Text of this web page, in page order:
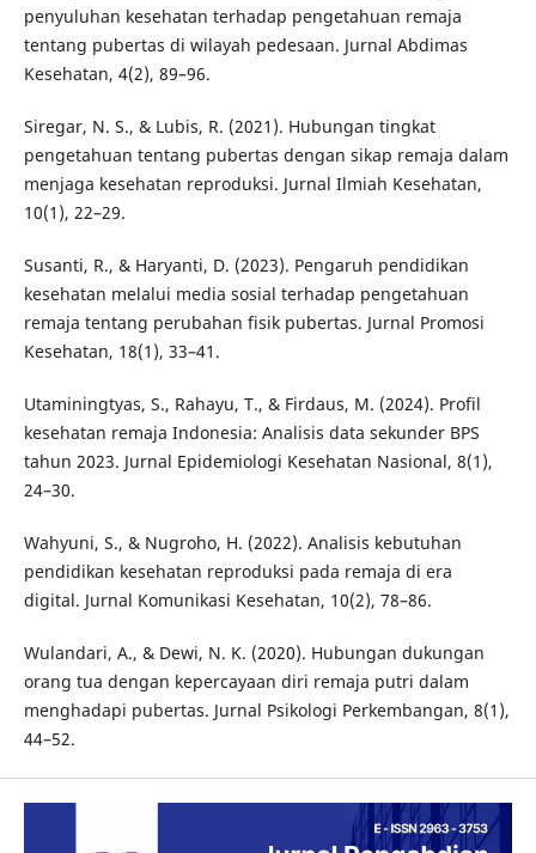
penyuluhan kesehatan terhadap pengetahuan remaja
tentang pubertas di wilayah pedesaan. Jurnal Abdimas
Kesehatan, 4(2), 89–96.
Siregar, N. S., & Lubis, R. (2021). Hubungan tingkat
pengetahuan tentang pubertas dengan sikap remaja dalam
menjaga kesehatan reproduksi. Jurnal Ilmiah Kesehatan,
10(1), 22–29.
Susanti, R., & Haryanti, D. (2023). Pengaruh pendidikan
kesehatan melalui media sosial terhadap pengetahuan
remaja tentang perubahan fisik pubertas. Jurnal Promosi
Kesehatan, 18(1), 33–41.
Utaminingtyas, S., Rahayu, T., & Firdaus, M. (2024). Profil
kesehatan remaja Indonesia: Analisis data sekunder BPS
tahun 2023. Jurnal Epidemiologi Kesehatan Nasional, 8(1),
24–30.
Wahyuni, S., & Nugroho, H. (2022). Analisis kebutuhan
pendidikan kesehatan reproduksi pada remaja di era
digital. Jurnal Komunikasi Kesehatan, 10(2), 78–86.
Wulandari, A., & Dewi, N. K. (2020). Hubungan dukungan
orang tua dengan kepercayaan diri remaja putri dalam
menghadapi pubertas. Jurnal Psikologi Perkembangan, 8(1),
44–52.